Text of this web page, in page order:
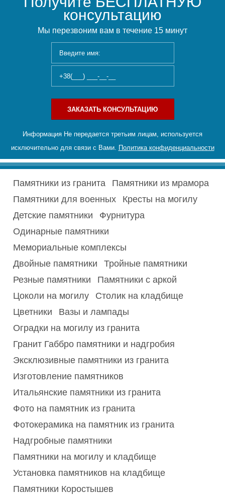
консультацию
Мы перезвоним вам в течение 15 минут
ЗАКАЗАТЬ КОНСУЛЬТАЦИЮ
Информация Не передается третьим лицам, используется
исключительно для связи с Вами. Политика конфиденциальности
Памятники из гранита
Памятники из мрамора
Памятники для военных
Кресты на могилу
Детские памятники
Фурнитура
Одинарные памятники
Мемориальные комплексы
Двойные памятники
Тройные памятники
Резные памятники
Памятники с аркой
Цоколи на могилу
Столик на кладбище
Цветники
Вазы и лампады
Оградки на могилу из гранита
Гранит Габбро памятники и надгробия
Эксклюзивные памятники из гранита
Изготовление памятников
Итальянские памятники из гранита
Фото на памятник из гранита
Фотокерамика на памятник из гранита
Надгробные памятники
Памятники на могилу и кладбище
Установка памятников на кладбище
Памятники Коростышев